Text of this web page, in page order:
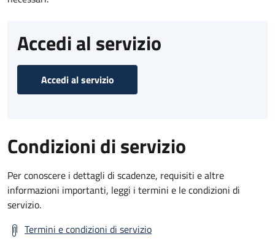
Accedi al servizio
Accedi al servizio
Condizioni di servizio
Per conoscere i dettagli di scadenze, requisiti e altre
informazioni importanti, leggi i termini e le condizioni di
servizio.
Termini e condizioni di servizio